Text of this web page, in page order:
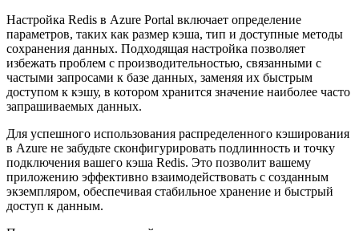
Настройка Redis в Azure Portal включает определение
параметров, таких как размер кэша, тип и доступные методы
сохранения данных. Подходящая настройка позволяет
избежать проблем с производительностью, связанными с
частыми запросами к базе данных, заменяя их быстрым
доступом к кэшу, в котором хранится значение наиболее часто
запрашиваемых данных.
Для успешного использования распределенного кэширования
в Azure не забудьте сконфигурировать подлинность и точку
подключения вашего кэша Redis. Это позволит вашему
приложению эффективно взаимодействовать с созданным
экземпляром, обеспечивая стабильное хранение и быстрый
доступ к данным.